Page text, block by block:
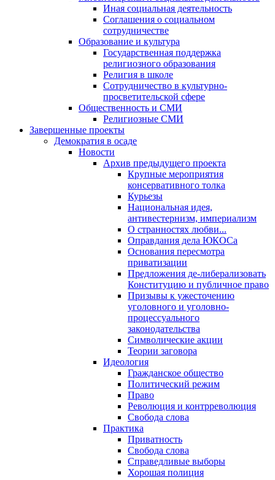
Иная социальная деятельность
Соглашения о социальном
сотрудничестве
Образование и культура
Государственная поддержка
религиозного образования
Религия в школе
Сотрудничество в культурно-
просветительской сфере
Общественность и СМИ
Религиозные СМИ
Завершенные проекты
Демократия в осаде
Новости
Архив предыдущего проекта
Крупные мероприятия
консервативного толка
Курьезы
Национальная идея,
антивестернизм, империализм
О странностях любви...
Оправдания дела ЮКОСа
Основания пересмотра
приватизации
Предложения де-либерализовать
Конституцию и публичное право
Призывы к ужесточению
уголовного и уголовно-
процессуального
законодательства
Символические акции
Теории заговора
Идеология
Гражданское общество
Политический режим
Право
Революция и контрреволюция
Свобода слова
Практика
Приватность
Свобода слова
Справедливые выборы
Хорошая полиция